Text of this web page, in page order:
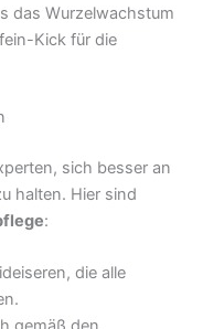
das Wurzelwachstum
Kick für die
sich besser an
halten. Hier sind
:
die alle